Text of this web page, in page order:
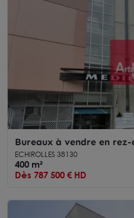
Bureaux à vendre en
arrêt tram immédiat
ECHIROLLES 38130
400 m²
Dès 787 500 € HD